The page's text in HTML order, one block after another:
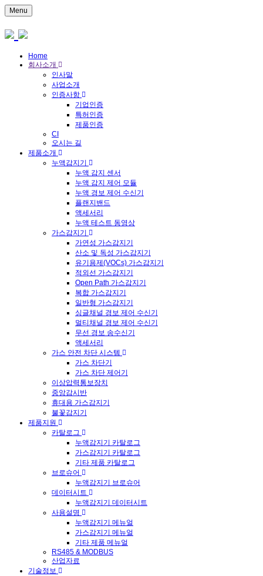
Menu
Home
회사소개
인사말
사업소개
인증사항
기업인증
특허인증
제품인증
CI
오시는 길
제품소개
누액감지기
누액 감지 센서
누액 감지 제어 모듈
누액 경보 제어 수신기
플랜지밴드
액세서리
누액 테스트 동영상
가스감지기
가연성 가스감지기
산소 및 독성 가스감지기
유기용제(VOCs) 가스감지기
적외선 가스감지기
Open Path 가스감지기
복합 가스감지기
일반형 가스감지기
싱글채널 경보 제어 수신기
멀티채널 경보 제어 수신기
무선 경보 송수신기
액세서리
가스 안전 차단 시스템
가스 차단기
가스 차단 제어기
이상압력통보장치
중앙감시반
휴대용 가스감지기
불꽃감지기
제품지원
카탈로그
누액감지기 카탈로그
가스감지기 카탈로그
기타 제품 카탈로그
브로슈어
누액감지기 브로슈어
데이터시트
누액감지기 데이터시트
사용설명
누액감지기 메뉴얼
가스감지기 메뉴얼
기타 제품 메뉴얼
RS485 & MODBUS
산업자료
기술정보